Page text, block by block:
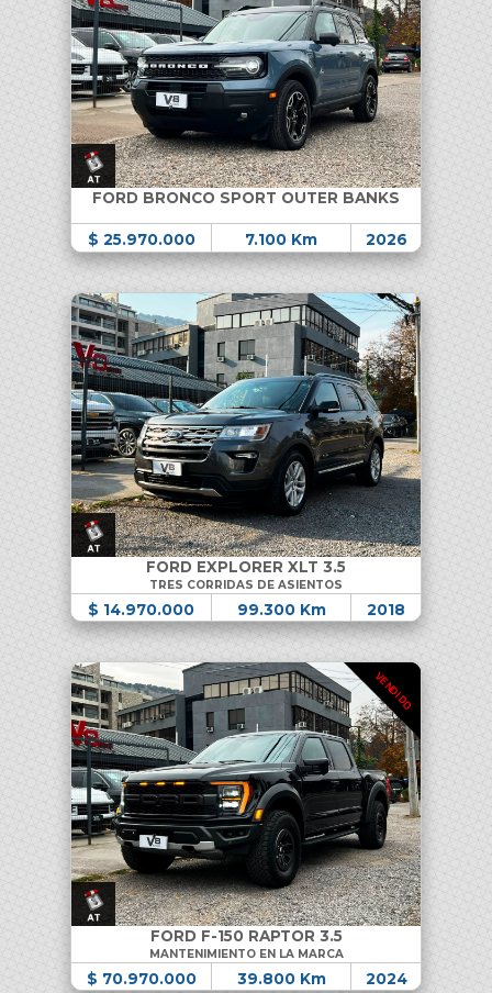
FORD BRONCO SPORT OUTER BANKS
$ 25.970.000 7.100 Km 2026
FORD EXPLORER XLT 3.5
TRES CORRIDAS DE ASIENTOS
$ 14.970.000 99.300 Km 2018
VENDIDO
FORD F-150 RAPTOR 3.5
MANTENIMIENTO EN LA MARCA
$ 70.970.000 39.800 Km 2024